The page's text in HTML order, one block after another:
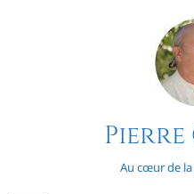
Au cœur de
L’épopée du